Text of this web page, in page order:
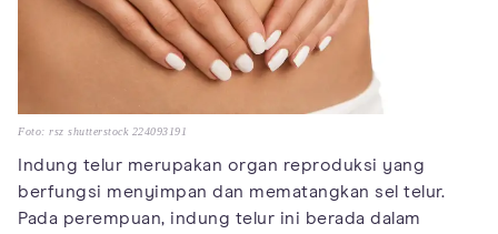
Foto: rsz shutterstock 224093191
Indung telur merupakan organ reproduksi yang
berfungsi menyimpan dan mematangkan sel telur.
Pada perempuan, indung telur ini berada dalam